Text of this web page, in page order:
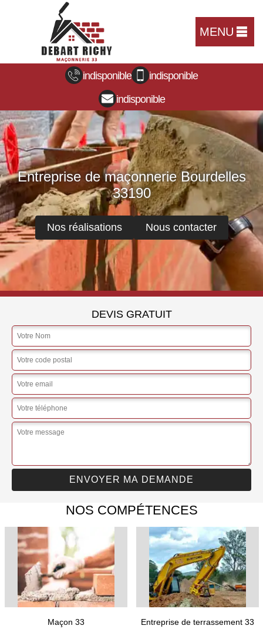
MENU
indisponible
indisponible
indisponible
Entreprise de maçonnerie Bourdelles
33190
Nos réalisations Nous contacter
DEVIS GRATUIT
NOS COMPÉTENCES
Maçon 33 Entreprise de terrassement 33